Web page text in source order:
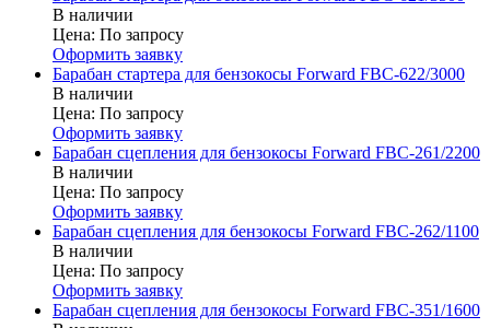
В наличии
Цена: По запросу
Оформить заявку
Барабан стартера для бензокосы Forward FBC-622/3000
В наличии
Цена: По запросу
Оформить заявку
Барабан сцепления для бензокосы Forward FBC-261/2200
В наличии
Цена: По запросу
Оформить заявку
Барабан сцепления для бензокосы Forward FBC-262/1100
В наличии
Цена: По запросу
Оформить заявку
Барабан сцепления для бензокосы Forward FBC-351/1600